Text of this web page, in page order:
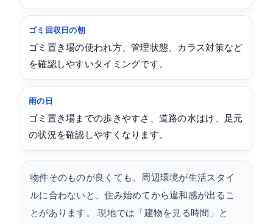
ゴミ回収日の朝
ゴミ置き場の使われ方、管理状態、カラス対策など
を確認しやすいタイミングです。
雨の日
ゴミ置き場までの歩きやすさ、道路の水はけ、足元
の状況を確認しやすくなります。
物件そのものが良くても、周辺環境が生活スタイ
ルに合わないと、住み始めてから違和感が出るこ
とがあります。 現地では「建物を見る時間」と